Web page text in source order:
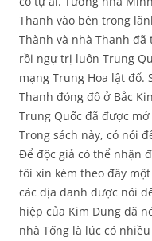
Thanh vào bên trong
Thành và nhà Thanh
rồi ngự trị luôn Trung
mạng Trung Hoa lật đổ.
Thanh đóng đô ở Bắc
Trung Quốc đã được
Trong sách này, có nói
Để độc giả có thể nhận
tôi xin kèm theo đây
các địa danh được nói
hiệp của Kim Dung đã
nhà Tống là lúc có